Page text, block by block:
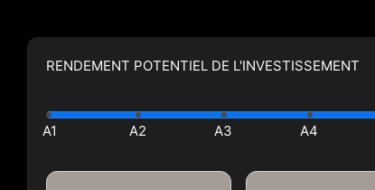
RENDEMENT POTENTIEL DE L'INVESTISSEMENT